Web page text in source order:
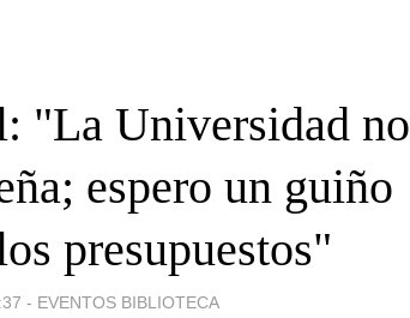
"La Universidad no
espero un guiño
presupuestos"
- EVENTOS BIBLIOTECA